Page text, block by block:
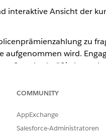
interaktive Ansicht der
zu
wird.
Standardmäßig kann
COMMUNITY
AppExchange
Salesforce-Administratoren